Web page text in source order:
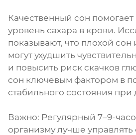
Качественный сон
уровень сахара в крови.
показывают, что плохой сон
могут ухудшить
и повысить риск скачков
сон ключевым фактором в
стабильного состояния при
Важно: Регулярный 7–9-
организму лучше управлять